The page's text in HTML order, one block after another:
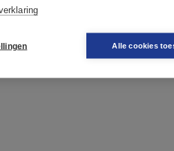
Alle cookies